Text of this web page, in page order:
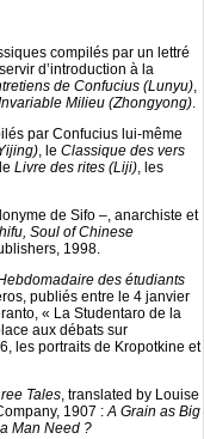
compilés par un lettré
d’introduction à la
de Confucius (Lunyu),
Milieu (Zhongyong).
par Confucius lui-même
, le Classique des vers
Livre des rites (Liji), les
de Sifo –, anarchiste et
Soul of Chinese
1998.
des étudiants
publiés entre le 4 janvier
« La Studentaro de la
aux débats sur
les portraits de Kropotkine et
Tales, translated by Louise
1907 :A Grain as Big
Man Need ?